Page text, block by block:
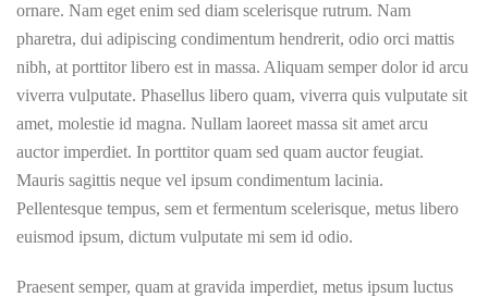
ornare. Nam eget enim sed diam scelerisque rutrum. Nam
pharetra, dui adipiscing condimentum hendrerit, odio orci mattis
nibh, at porttitor libero est in massa. Aliquam semper dolor id arcu
viverra vulputate. Phasellus libero quam, viverra quis vulputate sit
amet, molestie id magna. Nullam laoreet massa sit amet arcu
auctor imperdiet. In porttitor quam sed quam auctor feugiat.
Mauris sagittis neque vel ipsum condimentum lacinia.
Pellentesque tempus, sem et fermentum scelerisque, metus libero
euismod ipsum, dictum vulputate mi sem id odio.
Praesent semper, quam at gravida imperdiet, metus ipsum luctus